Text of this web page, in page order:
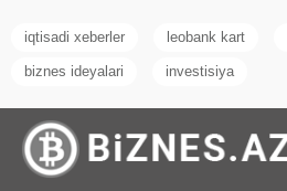
iqtisadi xeberler leobank kart
biznes ideyalari investisiya